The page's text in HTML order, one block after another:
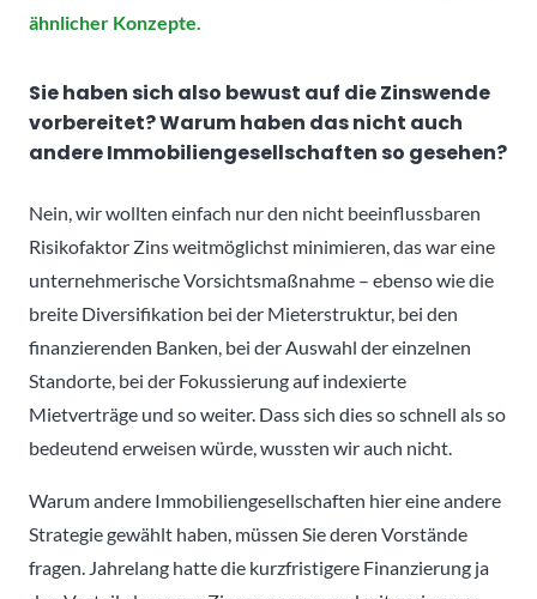
ähnlicher Konzepte.
Sie haben sich also bewust auf die Zinswende
vorbereitet? Warum haben das nicht auch
andere Immobiliengesellschaften so gesehen?
Nein, wir wollten einfach nur den nicht beeinflussbaren
Risikofaktor Zins weitmöglichst minimieren, das war eine
unternehmerische Vorsichtsmaßnahme – ebenso wie die
breite Diversifikation bei der Mieterstruktur, bei den
finanzierenden Banken, bei der Auswahl der einzelnen
Standorte, bei der Fokussierung auf indexierte
Mietverträge und so weiter. Dass sich dies so schnell als so
bedeutend erweisen würde, wussten wir auch nicht.
Warum andere Immobiliengesellschaften hier eine andere
Strategie gewählt haben, müssen Sie deren Vorstände
fragen. Jahrelang hatte die kurzfristigere Finanzierung ja